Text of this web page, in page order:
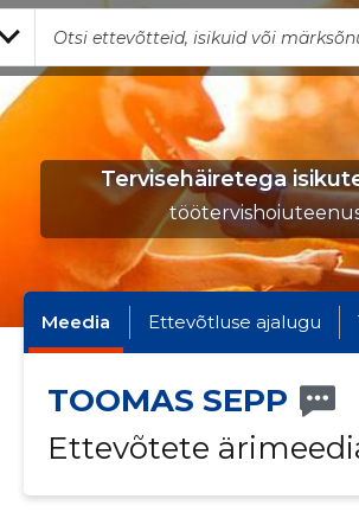
Tervisehäiretega
Meedia Ettevõtluse ajalugu
TOOMAS SEPP
Ettevõtete